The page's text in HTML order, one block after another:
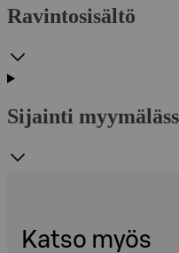
Ravintosisältö
Sijainti
Katso myös